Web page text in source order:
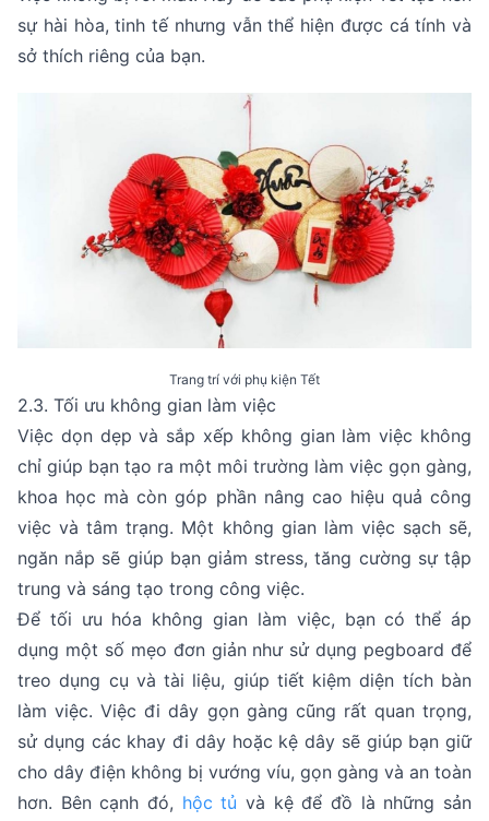
sự hài hòa, tinh tế nhưng vẫn thể hiện được cá tính và
sở thích riêng của bạn.
Trang trí với phụ kiện Tết
2.3. Tối ưu không gian làm việc
Việc dọn dẹp và sắp xếp không gian làm việc không
chỉ giúp bạn tạo ra một môi trường làm việc gọn gàng,
khoa học mà còn góp phần nâng cao hiệu quả công
việc và tâm trạng. Một không gian làm việc sạch sẽ,
ngăn nắp sẽ giúp bạn giảm stress, tăng cường sự tập
trung và sáng tạo trong công việc.
Để tối ưu hóa không gian làm việc, bạn có thể áp
dụng một số mẹo đơn giản như sử dụng pegboard để
treo dụng cụ và tài liệu, giúp tiết kiệm diện tích bàn
làm việc. Việc đi dây gọn gàng cũng rất quan trọng,
sử dụng các khay đi dây hoặc kệ dây sẽ giúp bạn giữ
cho dây điện không bị vướng víu, gọn gàng và an toàn
hơn. Bên cạnh đó, hộc tủ và kệ để đồ là những sản